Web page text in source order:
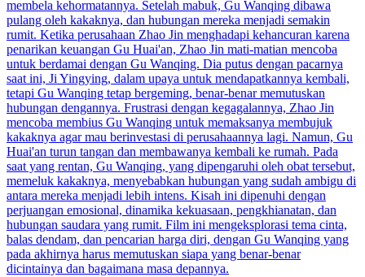
membela kehormatannya. Setelah mabuk, Gu Wanqing dibawa
pulang oleh kakaknya, dan hubungan mereka menjadi semakin
rumit. Ketika perusahaan Zhao Jin menghadapi kehancuran karena
penarikan keuangan Gu Huai'an, Zhao Jin mati-matian mencoba
untuk berdamai dengan Gu Wanqing. Dia putus dengan pacarnya
saat ini, Ji Yingying, dalam upaya untuk mendapatkannya kembali,
tetapi Gu Wanqing tetap bergeming, benar-benar memutuskan
hubungan dengannya. Frustrasi dengan kegagalannya, Zhao Jin
mencoba membius Gu Wanqing untuk memaksanya membujuk
kakaknya agar mau berinvestasi di perusahaannya lagi. Namun, Gu
Huai'an turun tangan dan membawanya kembali ke rumah. Pada
saat yang rentan, Gu Wanqing, yang dipengaruhi oleh obat tersebut,
memeluk kakaknya, menyebabkan hubungan yang sudah ambigu di
antara mereka menjadi lebih intens. Kisah ini dipenuhi dengan
perjuangan emosional, dinamika kekuasaan, pengkhianatan, dan
hubungan saudara yang rumit. Film ini mengeksplorasi tema cinta,
balas dendam, dan pencarian harga diri, dengan Gu Wanqing yang
pada akhirnya harus memutuskan siapa yang benar-benar
dicintainya dan bagaimana masa depannya.